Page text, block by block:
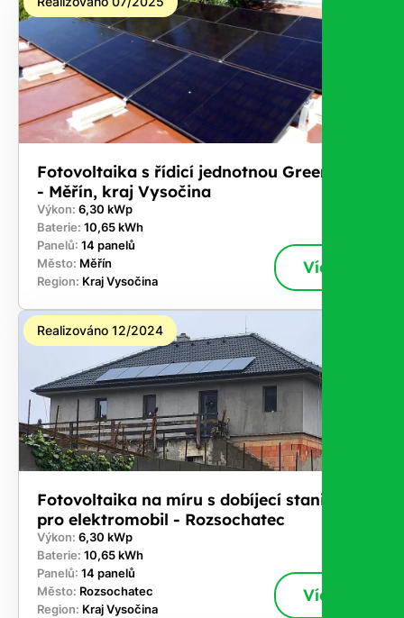
Stačí
nám dát
vědět -
a nic Vás
nestojí.
Fotovoltaika s řídicí jednotnou GreenBox
- Měřín, kraj Vysočina
Výkon: 6,30 kWp
Baterie: 10,65 kWh
Panelů: 14 panelů
Město: Měřín
Region: Kraj Vysočina
Více
Realizováno 12/2024
Fotovoltaika na míru s dobíjecí stanici
pro elektromobil - Rozsochatec
Výkon: 6,30 kWp
Baterie: 10,65 kWh
Panelů: 14 panelů
Město: Rozsochatec
Region: Kraj Vysočina
Více